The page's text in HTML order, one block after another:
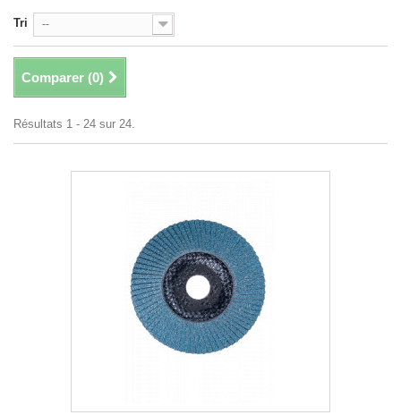
Tri --
Comparer (0)
Résultats 1 - 24 sur 24.